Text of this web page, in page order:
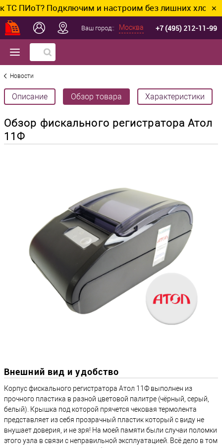
Подключим и настроим без лишних хлопот. ✕
Ваш город:: Москва +7 (495) 212-11-99
Новости
Описание Обзор товара Характеристики
Обзор фискального регистратора Атол
11Ф
Внешний вид и удобство
Корпус фискального регистратора Атол 11Ф выполнен из
прочного пластика в разной цветовой палитре (чёрный, серый,
белый). Крышка под которой прячется чековая термолента
представляет из себя прозрачный пластик который с виду не
внушает доверия, и не зря! На моей памяти были случаи поломки
этого узла в связи с неправильной эксплуатацией. Всё дело в том